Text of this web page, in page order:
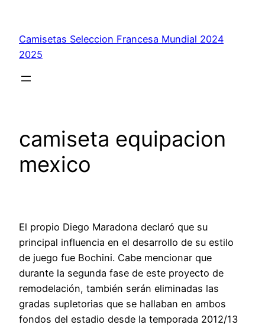
contenido
Camisetas Seleccion Francesa Mundial 2024
2025
camiseta equipacion
mexico
El propio Diego Maradona declaró que su
principal influencia en el desarrollo de su estilo
de juego fue Bochini. Cabe mencionar que
durante la segunda fase de este proyecto de
remodelación, también serán eliminadas las
gradas supletorias que se hallaban en ambos
fondos del estadio desde la temporada 2012/13